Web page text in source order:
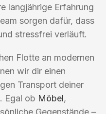
langjährige Erfahrung
sorgen dafür, dass
stressfrei verläuft.
Flotte an modernen
wir dir einen
Transport deiner
Egal ob Möbel,
Gegenstände –